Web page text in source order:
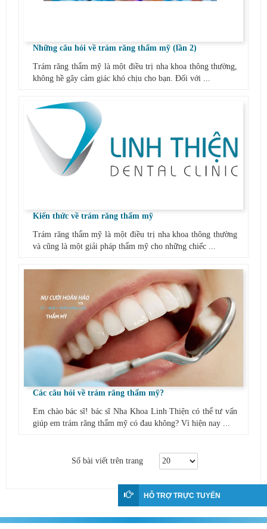
Những câu hỏi về trám răng thẩm mỹ (lần 2)
Trám răng thẩm mỹ là một điều trị nha khoa thông thường,
không hề gây cảm giác khó chịu cho bạn. Đối với ...
Kiến thức về trám răng thẩm mỹ
Trám răng thẩm mỹ là một điều trị nha khoa thông thường
và cũng là một giải pháp thẩm mỹ cho những chiếc ...
Các câu hỏi về trám răng thẩm mỹ?
Em chào bác sĩ! bác sĩ Nha Khoa Linh Thiện có thể tư vấn
giúp em trám răng thẩm mỹ có đau không? Vì hiện nay ...
Số bài viết trên trang
HỖ TRỢ TRỰC TUYẾN